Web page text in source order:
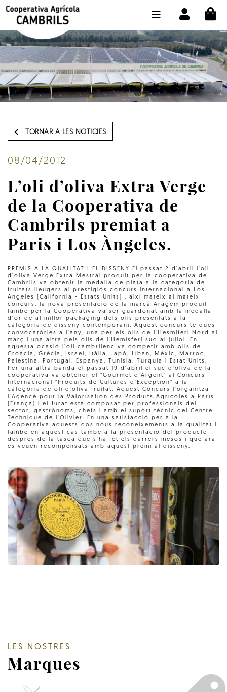
TORNAR A LES NOTICIES
08/04/2012
L’oli d’oliva Extra Verge
de la Cooperativa de
Cambrils premiat a
Paris i Los Àngeles.
PREMIS A LA QUALITAT I EL DISSENY El passat 2 d'abril l'oli
d'oliva Verge Extra Mestral produit per la cooperativa de
Cambrils va obtenir la medalla de plata a la categoría de
fruitats lleugers al prestigiós concurs internacional a Los
Angeles (California - Estats Units) , així mateix al mateix
concurs, la nova presentació de la marca Aragem produit
també per la Cooperativa va ser guardonat amb la medalla
d'or de al millor packaging dels olis presentats a la
categoría de disseny contemporani. Aquest concurs té dues
convocatòries a l'any, una per els olis de l'Hesmiferi Nord al
març i una altra pels olis de l'Hemisferi sud al juliol. En
aquesta ocasió l'oli cambrilenc va competir amb olis de
Croàcia, Grècia, Israel, Itàlia, Japó, Líban, Mèxic, Marroc,
Palestina, Portugal, Espanya, Tunísia, Turquia i Estat Units.
Per una altra banda el passat 19 d'abril el suc d'oliva de la
cooperativa va obtener el "Gourmet d'Argent" al Concurs
Internacional "Produits de Cultures d'Exception" a la
categoría de oli d'oliva fruitat. Aquest Concurs l'organitza
l'Agence pour la Valorisation des Produits Agricoles a Paris
(França) i el Jurat està composat per professionals del
sector, gastrònoms, chefs i amb el suport tècnic del Centre
Technique de l'Olivier. En una satisfacció per a la
Cooperativa aquests dos nous reconeixements a la qualitat i
també en aquest cas també a la presentació del producte
després de la tasca que s'ha fet els darrers mesos i que ara
es veuen recompensats amb aquest premi al disseny.
LES NOSTRES
Marques
BOTIGA COMPRA ONLINE
LA COOPERATIVA
OLEOTOUR
PRODUCTES
EL NOSTRE OLI
SELECCIONAR IDIOMA: CAT